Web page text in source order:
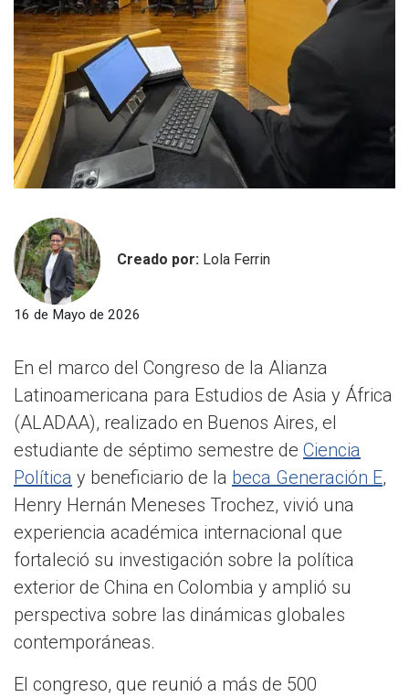
Creado por: Lola Ferrin
16 de Mayo de 2026
En el marco del Congreso de la Alianza
Latinoamericana para Estudios de Asia y África
(ALADAA), realizado en Buenos Aires, el
estudiante de séptimo semestre de Ciencia
Política y beneficiario de la beca Generación E,
Henry Hernán Meneses Trochez, vivió una
experiencia académica internacional que
fortaleció su investigación sobre la política
exterior de China en Colombia y amplió su
perspectiva sobre las dinámicas globales
contemporáneas.
El congreso, que reunió a más de 500